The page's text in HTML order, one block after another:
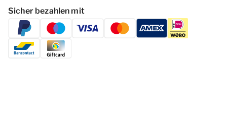
Sicher bezahlen mit